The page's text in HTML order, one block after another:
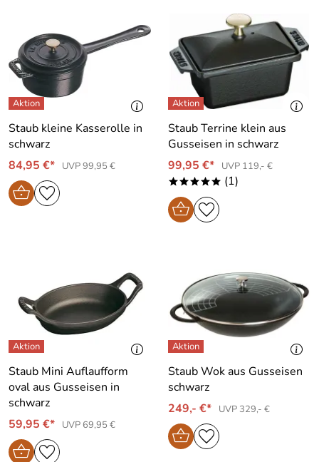
Staub kleine Kasserolle in
schwarz
84,95 €*
UVP 99,95 €
Staub Terrine klein aus
Gusseisen in schwarz
99,95 €*
UVP 119,- €
***** (1)
Staub Mini Auflaufform
oval aus Gusseisen in
schwarz
59,95 €*
UVP 69,95 €
Staub Wok aus Gusseisen
schwarz
249,- €*
UVP 329,- €